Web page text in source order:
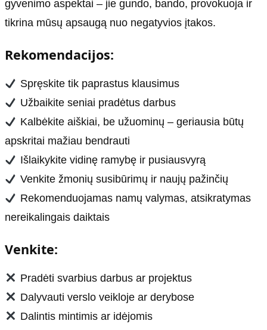
gyvenimo aspektai – jie gundo, bando, provokuoja ir
tikrina mūsų apsaugą nuo negatyvios įtakos.
Rekomendacijos:
Spręskite tik paprastus klausimus
Užbaikite seniai pradėtus darbus
Kalbėkite aiškiai, be užuominų – geriausia būtų
apskritai mažiau bendrauti
Išlaikykite vidinę ramybę ir pusiausvyrą
Venkite žmonių susibūrimų ir naujų pažinčių
Rekomenduojamas namų valymas, atsikratymas
nereikalingais daiktais
Venkite:
Pradėti svarbius darbus ar projektus
Dalyvauti verslo veikloje ar derybose
Dalintis mintimis ar idėjomis